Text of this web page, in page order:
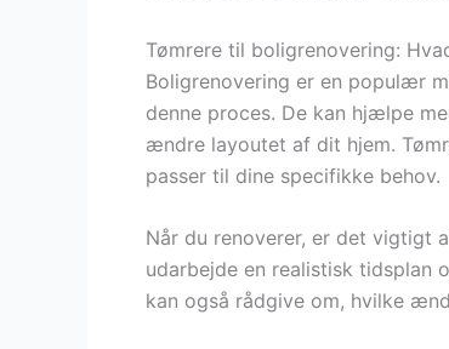
Tømrere til boligrenovering:
Boligrenovering er en populær
denne proces. De kan hjælpe
ændre layoutet af dit hjem.
passer til dine specifikke behov.
Når du renoverer, er det vigtigt
udarbejde en realistisk tidsplan
kan også rådgive om, hvilke